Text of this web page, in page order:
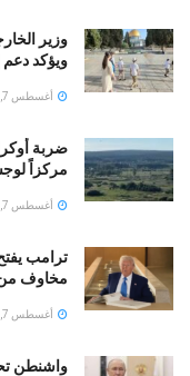
وزير
ويؤكد دعم
أغسطس 7, 2026
ضربة
مركزاً
أغسطس 7, 2026
ترامب
مخاوف من
أغسطس 7, 2026
واشنطن